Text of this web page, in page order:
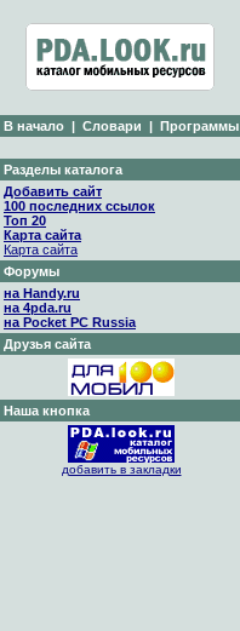
В начало | Словари | Программы
Разделы каталога
Добавить сайт
100 последних ссылок
Топ 20
Карта сайта
Карта сайта
Форумы
на Handy.ru
на 4pda.ru
на Pocket PC Russia
Друзья сайта
Наша кнопка
добавить в закладки